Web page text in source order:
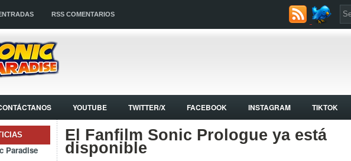
RSS COMENTARIOS
YOUTUBE TWITTER/X FACEBOOK INSTAGRAM TIKTOK
Paradise
El Fanfilm Sonic Prologue ya está
disponible